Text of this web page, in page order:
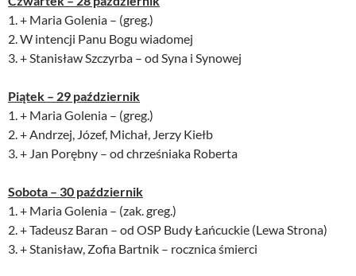
1. + Maria Golenia – (greg.)
2. W intencji Panu Bogu wiadomej
3. + Stanisław Szczyrba – od Syna i Synowej
Piątek – 29 październik
1. + Maria Golenia – (greg.)
2. + Andrzej, Józef, Michał, Jerzy Kiełb
3. + Jan Porębny – od chrześniaka Roberta
Sobota – 30 październik
1. + Maria Golenia – (zak. greg.)
2. + Tadeusz Baran – od OSP Budy Łańcuckie (Lewa Strona)
3. + Stanisław, Zofia Bartnik – rocznica śmierci